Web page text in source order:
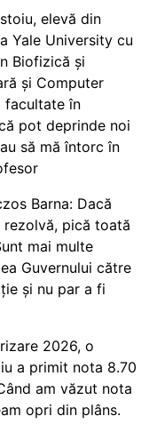
elevă din
Yale University cu
Biofizică și
și Computer
facultate în
pot deprinde noi
să mă întorc în
Barna: Dacă
rezolvă, pică toată
mai multe
Guvernului către
și nu par a fi
2026, o
a primit nota 8.70
am văzut nota
opri din plâns.